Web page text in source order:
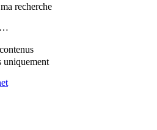
recherche
uniquement